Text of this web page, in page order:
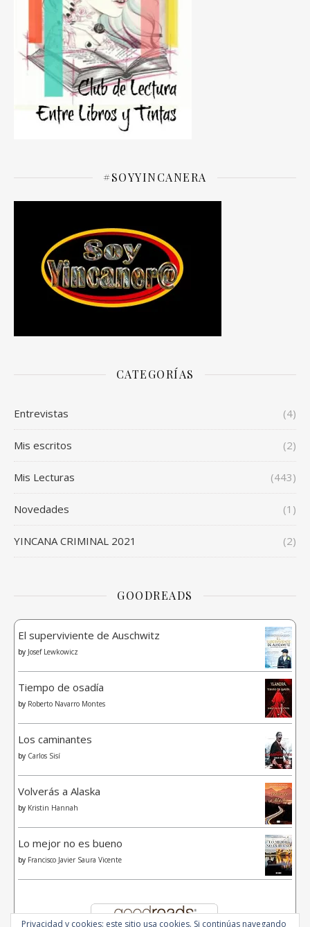
#SOYYINCANERA
CATEGORÍAS
Entrevistas (4)
Mis escritos (2)
Mis Lecturas (443)
Novedades (1)
YINCANA CRIMINAL 2021 (2)
GOODREADS
El superviviente de Auschwitz
by Josef Lewkowicz
Tiempo de osadía
by Roberto Navarro Montes
Los caminantes
by Carlos Sisí
Volverás a Alaska
by Kristin Hannah
Lo mejor no es bueno
by Francisco Javier Saura Vicente
Privacidad y cookies: este sitio usa cookies. Si continúas navegando